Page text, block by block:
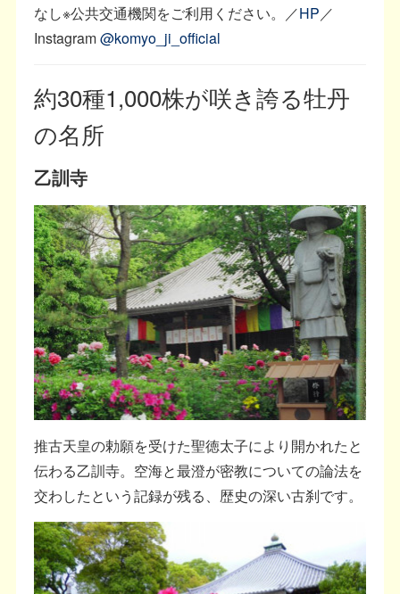
なし※公共交通機関をご利用ください。／HP／
Instagram@komyo_ji_official
約30種1,000株が咲き誇る牡丹
の名所
乙訓寺
推古天皇の勅願を受けた聖徳太子により開かれたと
伝わる乙訓寺。空海と最澄が密教についての論法を
交わしたという記録が残る、歴史の深い古刹です。